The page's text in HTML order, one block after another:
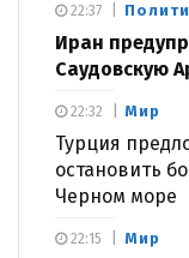
Иран
Саудовскую
22:37
Мир
Турция
остановить
Черном море
22:32
Мир
22:15